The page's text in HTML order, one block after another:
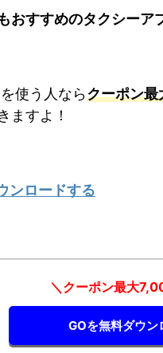
おすすめのタクシーア
使う人ならクーポン
ますよ！
ンロードする
＼クーポン最大
GOを無料ダウン